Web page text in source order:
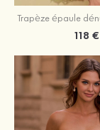
118 €